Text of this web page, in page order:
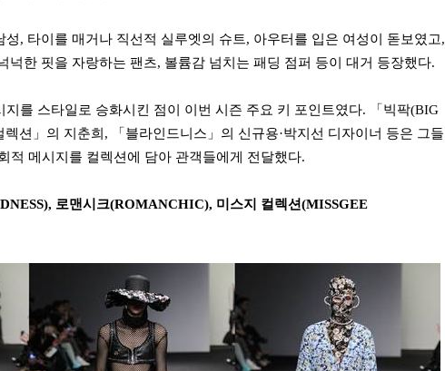
성, 타이를 매거나 직선적 실루엣의 슈트, 아우터를 입은 여성이 돋보였고,
넉한 핏을 자랑하는 팬츠, 볼륨감 넘치는 패딩 점퍼 등이 대거 등장했다.
지를 스타일로 승화시킨 점이 이번 시즌 주요 키 포인트였다. 「빅팍(BIG
션」의 지춘희, 「블라인드니스」의 신규용·박지선 디자이너 등은 그들
적 메시지를 컬렉션에 담아 관객들에게 전달했다.
로맨시크(ROMANCHIC), 미스지 컬렉션(MISSGEE